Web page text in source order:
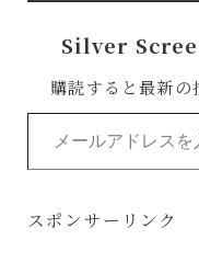
Silver
購読すると最新の
メールアドレスを入力...
スポンサーリンク